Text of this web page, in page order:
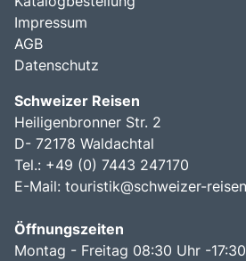
Impressum
AGB
Datenschutz
Schweizer Reisen
Heiligenbronner Str. 2
D- 72178 Waldachtal
Tel.: +49 (0) 7443 247170
E-Mail: touristik@schweizer-
Öffnungszeiten
Montag - Freitag 08:30 Uhr -